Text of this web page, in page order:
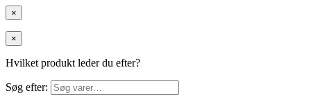
×
×
Hvilket produkt leder du efter?
Søg efter: